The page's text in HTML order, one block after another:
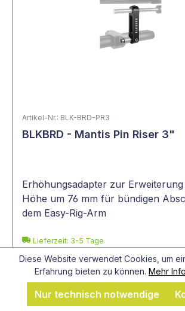
Artikel-Nr.: BLK-BRD-PR3
BLKBRD - Mantis Pin Riser 3"
Erhöhungsadapter zur
Höhe um 76 mm für bündigen
dem Easy-Rig-Arm
Lieferzeit: 3-5 Tage
134,54 €
Preise exkl. MwSt. zzgl. Versandkosten
Diese Website verwendet Cookies, um
Erfahrung bieten zu können. Mehr
Nur technisch notwendige